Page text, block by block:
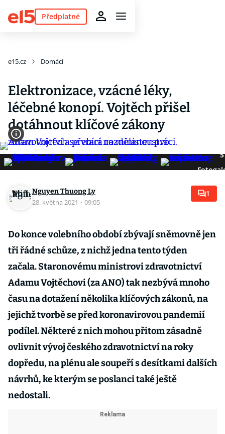
Předplatné
e15.cz Domácí
Elektronizace, vzácné léky,
léčebné konopí. Vojtěch přišel
dotáhnout klíčové zákony
5
Nguyen Thuong Ly
28. května 2021 · 09:05
1
Do konce volebního období zbývají sněmovně jen
tři řádné schůze, z nichž jedna tento týden
začala. Staronovému ministrovi zdravotnictví
Adamu Vojtěchovi (za ANO) tak nezbývá mnoho
času na dotažení několika klíčových zákonů, na
jejichž tvorbě se před koronavirovou pandemií
podílel. Některé z nich mohou přitom zásadně
ovlivnit vývoj českého zdravotnictví na roky
dopředu, na plénu ale soupeří s desítkami dalších
návrhů, ke kterým se poslanci také ještě
nedostali.